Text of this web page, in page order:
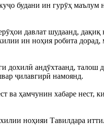
будани ин гурӯҳ
давлат шудаанд,
ин ноҳия робита
дохилӣ андӯхтаанд,
ҷилавгирӣ намоянд.
ва ҳамчунин хабаре
ноҳияи Тавилдара